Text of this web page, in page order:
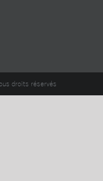
droits réservés